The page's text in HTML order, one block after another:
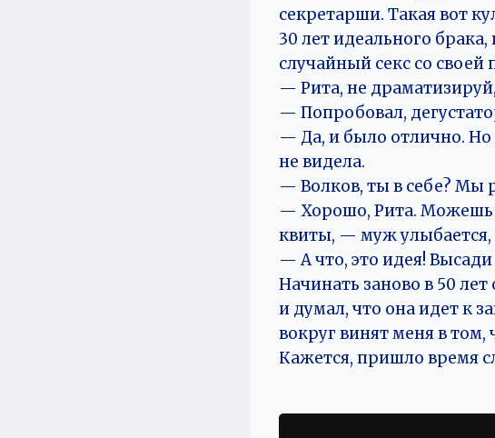
секретарши. Такая вот
30 лет идеального
случайный секс со
— Рита, не
— Попробовал,
— Да, и было отлично. Но
не видела.
— Волков, ты в себе? Мы
— Хорошо, Рита. Можешь
квиты, — муж улыбается,
— А что, это идея!
Начинать заново в 50
и думал, что она идет к
вокруг винят меня в том,
Кажется, пришло время